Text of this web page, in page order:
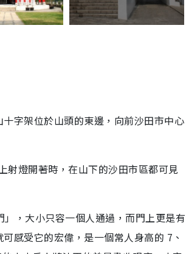
字架位於山頭的東邊，向前沙田市中心
射燈開著時，在山下的沙田市區都可見
，大小只容一個人通過，而門上更是有
感受它的宏偉，是一個常人身高的 7、